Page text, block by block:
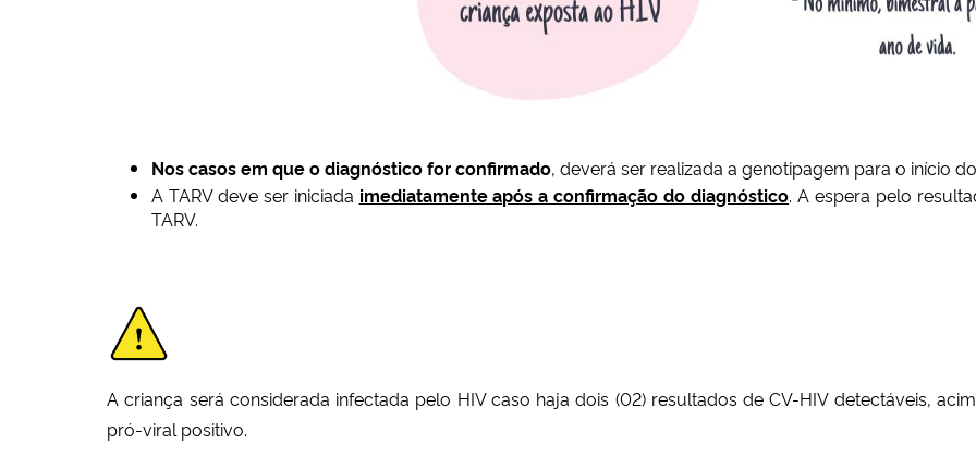
Nos casos em que o diagnóstico for confirmado, deverá ser realizada a genotipagem para o início
A TARV deve ser iniciada imediatamente após a confirmação do diagnóstico. A espera pelo
TARV.
A criança será considerada infectada pelo HIV caso haja dois (02) resultados de CV-HIV detectáveis,
pró-viral positivo.